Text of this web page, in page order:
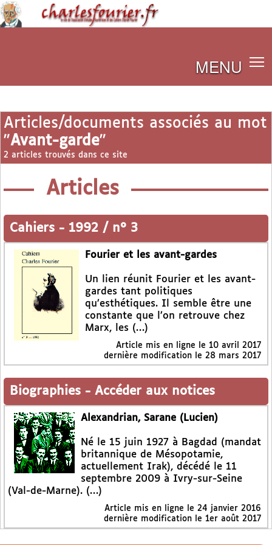
MENU
Articles/documents associés au mot
"Avant-garde"
2 articles trouvés dans ce site
Articles
Cahiers - 1992 / n° 3
Fourier et les avant-gardes
Un lien réunit Fourier et les avant-
gardes tant politiques
qu’esthétiques. Il semble être une
constante que l’on retrouve chez
Marx, les (…)
Article mis en ligne le 10 avril 2017
dernière modification le 28 mars 2017
Biographies - Accéder aux notices
Alexandrian, Sarane (Lucien)
Né le 15 juin 1927 à Bagdad (mandat
britannique de Mésopotamie,
actuellement Irak), décédé le 11
septembre 2009 à Ivry-sur-Seine
(Val-de-Marne). (…)
Article mis en ligne le 24 janvier 2016
dernière modification le 1er août 2017